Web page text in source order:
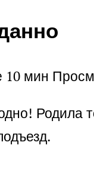
10 мин
Родила